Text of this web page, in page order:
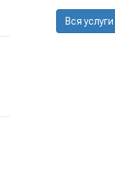
Вся услуги